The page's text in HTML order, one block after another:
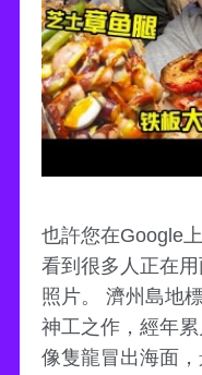
也許您在Google
看到很多人正在
照片。 濟州島地
神工之作，經年
像隻龍冒出海面，